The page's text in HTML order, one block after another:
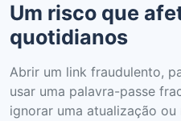
Um risco que
quotidianos
Abrir um link fraudulento,
usar uma palavra-passe
ignorar uma atualização